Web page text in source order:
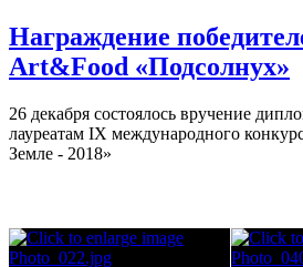
Награждение
Art&Food «Подсолнух»
26 декабря состоялось вручение
лауреатам IX международного
Земле - 2018»